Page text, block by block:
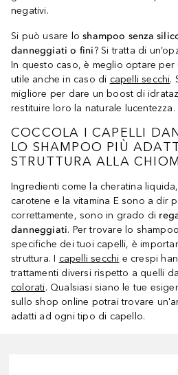
negativi.
Si può usare loshampoo senza
danneggiati o fini? Si tratta di
In questo caso, è meglio optare
utile anche in caso di capelli secchi.
migliore per dare un boost di
restituire loro la naturale lucentezza.
COCCOLA I CAPELLI
LO SHAMPOO PIÙ
STRUTTURA ALLA
Ingredienti come la cheratina
carotene e la vitamina E sono a dir
correttamente, sono in grado di
danneggiati. Per trovare lo
specifiche dei tuoi capelli, è
struttura. I capelli secchi e crespi
trattamenti diversi rispetto a quelli
colorati. Qualsiasi siano le tue
sullo shop online potrai trovare
adatti ad ogni tipo di capello.